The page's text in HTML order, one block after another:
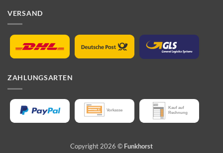
VERSAND
ZAHLUNGSARTEN
Copyright 2026 © Funkhorst